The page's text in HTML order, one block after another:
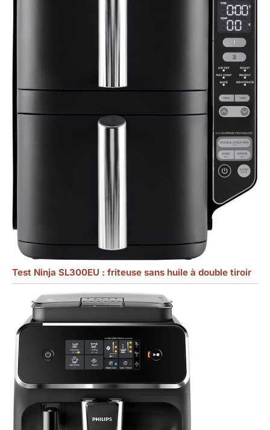
Test Ninja SL300EU : friteuse sans huile à double tiroir